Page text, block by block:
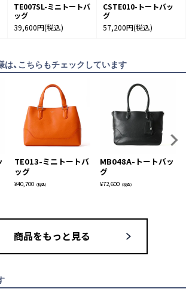
TE007SL-ミニトートバ
ッグ
39,600円(税込)
CSTE010-トートバッ
グ
57,200円(税込)
、こちらもチェックしています
TE013-ミニトートバ
ッグ
¥40,700 （税込）
MB048A-トートバッ
グ
¥72,600 （税込）
商品をもっと見る